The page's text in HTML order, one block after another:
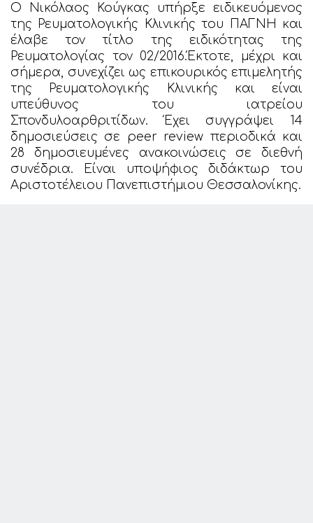
Ο Νικόλαος Κούγκας υπήρξε ειδικευόμενος
της Ρευματολογικής Κλινικής του ΠΑΓΝΗ και
έλαβε τον τίτλο της ειδικότητας της
Ρευματολογίας τον 02/2016.Έκτοτε, μέχρι και
σήμερα, συνεχίζει ως επικουρικός επιμελητής
της Ρευματολογικής Κλινικής και είναι
υπεύθυνος του ιατρείου
Σπονδυλοαρθριτίδων. Έχει συγγράψει 14
δημοσιεύσεις σε peer review περιοδικά και
28 δημοσιευμένες ανακοινώσεις σε διεθνή
συνέδρια. Είναι υποψήφιος διδάκτωρ του
Αριστοτέλειου Πανεπιστήμιου Θεσσαλονίκης.